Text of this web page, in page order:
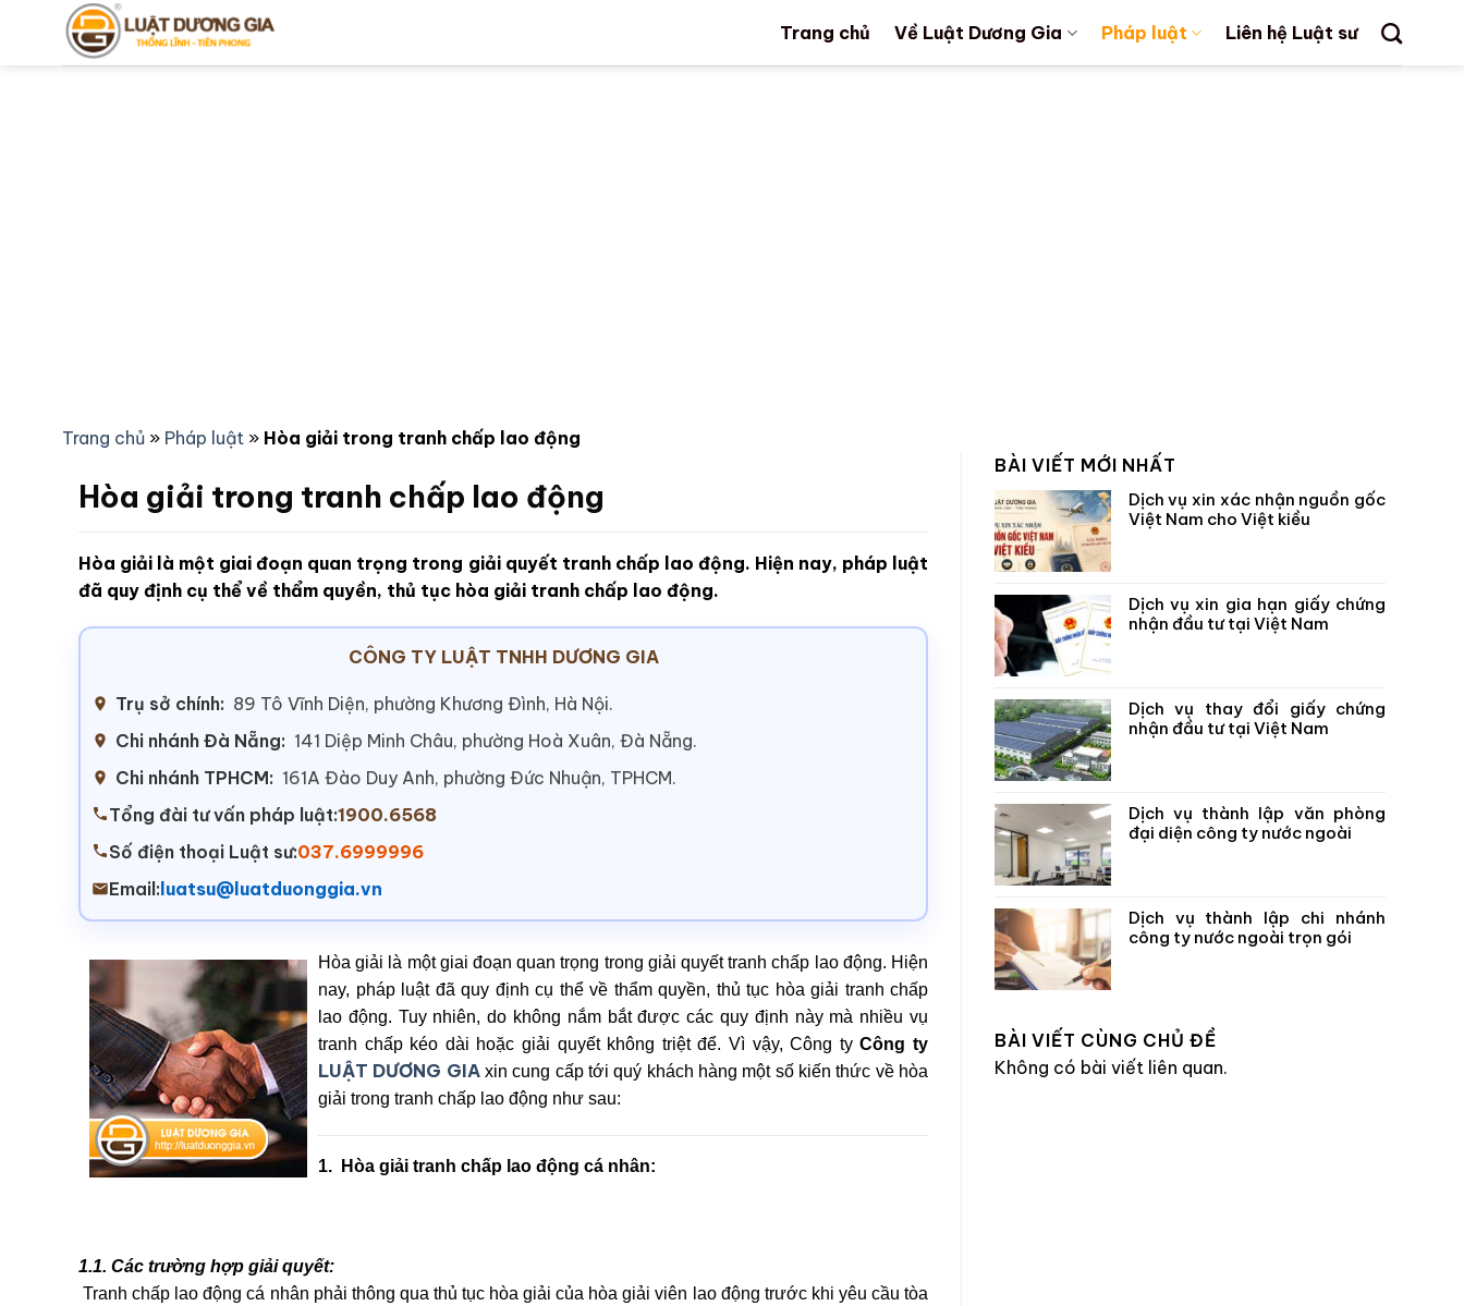
Trang chủ Về Luật Dương Gia Pháp luật Liên hệ Luật sư
Trang chủ » Pháp luật » Hòa giải trong tranh chấp lao động
Hòa giải trong tranh chấp lao động
Hòa giải là một giai đoạn quan trọng trong giải quyết tranh chấp lao động. Hiện nay, pháp luật
đã quy định cụ thể về thẩm quyền, thủ tục hòa giải tranh chấp lao động.
CÔNG TY LUẬT TNHH DƯƠNG GIA
Trụ sở chính: 89 Tô Vĩnh Diện, phường Khương Đình, Hà Nội.
Chi nhánh Đà Nẵng: 141 Diệp Minh Châu, phường Hoà Xuân, Đà Nẵng.
Chi nhánh TPHCM: 161A Đào Duy Anh, phường Đức Nhuận, TPHCM.
Tổng đài tư vấn pháp luật:1900.6568
Số điện thoại Luật sư:037.6999996
Email: luatsu@luatduonggia.vn
Hòa giải là một giai đoạn quan trọng trong giải quyết tranh chấp lao động. Hiện
nay, pháp luật đã quy định cụ thể về thẩm quyền, thủ tục hòa giải tranh chấp
lao động. Tuy nhiên, do không nắm bắt được các quy định này mà nhiều vụ
tranh chấp kéo dài hoặc giải quyết không triệt để. Vì vậy, Công tyCông ty
LUẬT DƯƠNG GIAxin cung cấp tới quý khách hàng một số kiến thức về hòa
giải trong tranh chấp lao động như sau:
1. Hòa giải tranh chấp lao động cá nhân:
1.1. Các trường hợp giải quyết:
Tranh chấp lao động cá nhân phải thông qua thủ tục hòa giải của hòa giải viên lao động trước khi yêu cầu tòa
BÀI VIẾT MỚI NHẤT
Dịch vụ xin xác nhận nguồn gốc
Việt Nam cho Việt kiều
Dịch vụ xin gia hạn giấy chứng
nhận đầu tư tại Việt Nam
Dịch vụ thay đổi giấy chứng
nhận đầu tư tại Việt Nam
Dịch vụ thành lập văn phòng
đại diện công ty nước ngoài
Dịch vụ thành lập chi nhánh
công ty nước ngoài trọn gói
BÀI VIẾT CÙNG CHỦ ĐỀ
Không có bài viết liên quan.